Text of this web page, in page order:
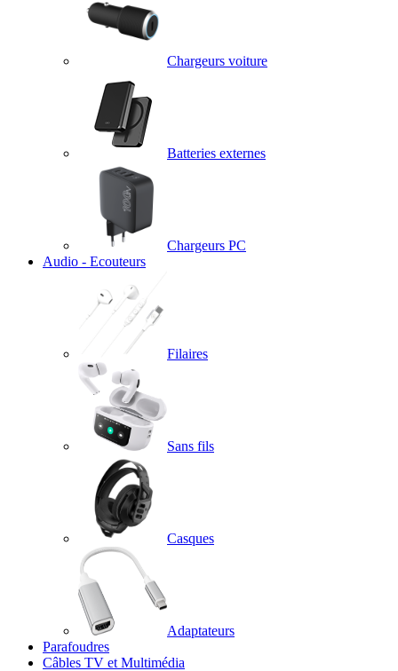
Chargeurs voiture
Batteries externes
Chargeurs PC
Audio - Ecouteurs
Filaires
Sans fils
Casques
Adaptateurs
Parafoudres
Câbles TV et Multimédia